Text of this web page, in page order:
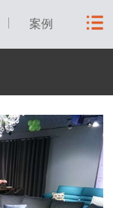
案例